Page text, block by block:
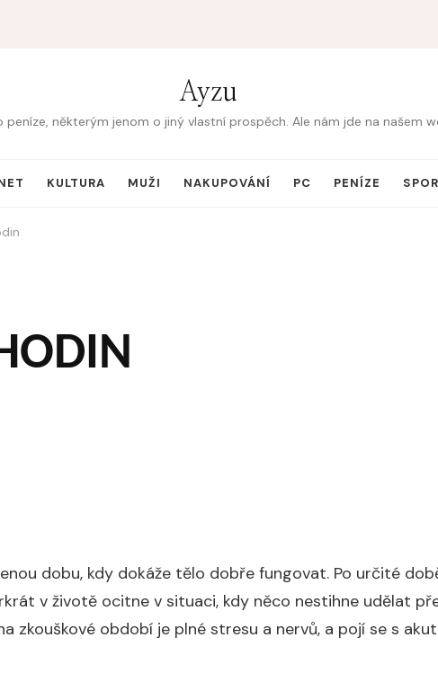
Ayzu
některým jenom o jiný vlastní prospěch. Ale nám jde na našem
KULTURA MUŽI NAKUPOVÁNÍ PC PENÍZE
dobu, kdy dokáže tělo dobře fungovat. Po určité
v životě ocitne v situaci, kdy něco nestihne udělat
zkouškové období je plné stresu a nervů, a pojí se s